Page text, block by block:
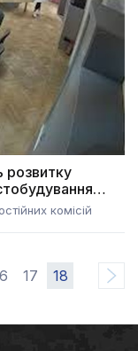
розвитку
комісій
17 18